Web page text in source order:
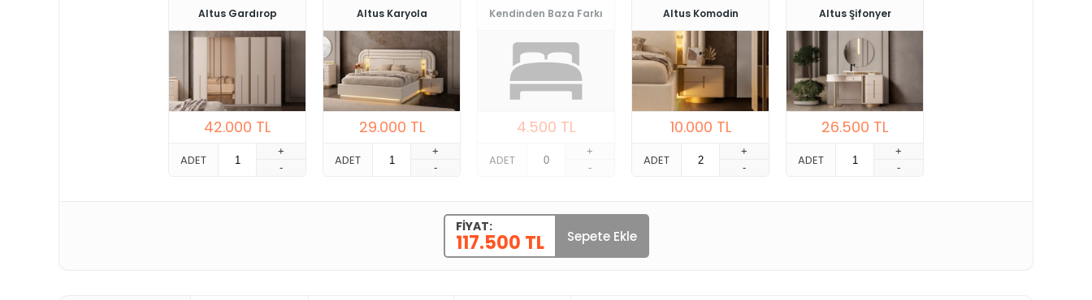
Altus Gardırop
42.000 TL
ADET
+
-
Altus Karyola
29.000 TL
ADET
+
-
Kendinden Baza Farkı
4.500 TL
ADET
+
-
Altus Komodin
10.000 TL
ADET
+
-
Altus Şifonyer
26.500 TL
ADET
+
-
FIYAT:
117.500 TL Sepete Ekle